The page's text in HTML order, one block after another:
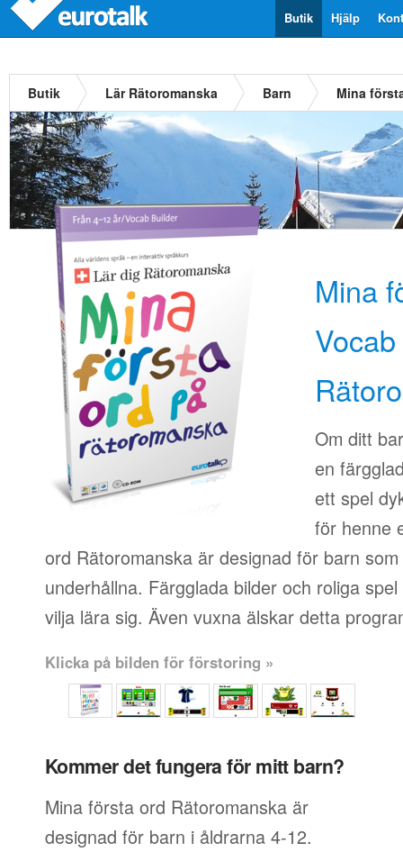
Hjälp
Butik
Butik Lär Rätoromanska Barn Mina
Mina
Om ditt
en
ett spel
för henne
ord Rätoromanska är designad för barn
underhållna. Färgglada bilder och roliga
vilja lära sig. Även vuxna älskar detta
Klicka på bilden för förstoring »
Kommer det fungera för mitt barn?
Mina första ord Rätoromanska är
designad för barn i åldrarna 4-12.